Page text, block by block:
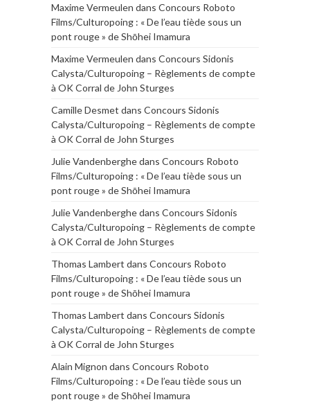
Maxime Vermeulen dans Concours Roboto
Films/Culturopoing : « De l’eau tiède sous un
pont rouge » de Shōhei Imamura
Maxime Vermeulen dans Concours Sidonis
Calysta/Culturopoing – Règlements de compte
à OK Corral de John Sturges
Camille Desmet dans Concours Sidonis
Calysta/Culturopoing – Règlements de compte
à OK Corral de John Sturges
Julie Vandenberghedans Concours Roboto
Films/Culturopoing : « De l’eau tiède sous un
pont rouge » de Shōhei Imamura
Julie Vandenberghedans Concours Sidonis
Calysta/Culturopoing – Règlements de compte
à OK Corral de John Sturges
Thomas Lambert dans Concours Roboto
Films/Culturopoing : « De l’eau tiède sous un
pont rouge » de Shōhei Imamura
Thomas Lambert dans Concours Sidonis
Calysta/Culturopoing – Règlements de compte
à OK Corral de John Sturges
Alain Mignon dans Concours Roboto
Films/Culturopoing : « De l’eau tiède sous un
pont rouge » de Shōhei Imamura